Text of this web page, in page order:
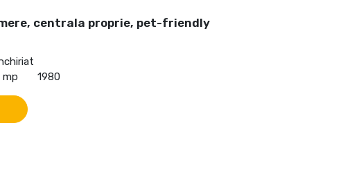
centrala proprie, pet-friendly
mp 1980